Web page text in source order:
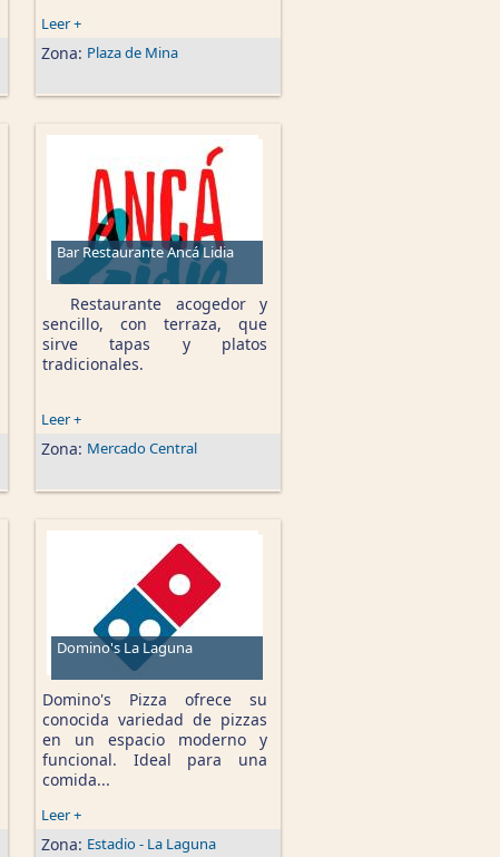
Leer +
Zona: Plaza de Mina
Bar Restaurante Ancá Lidia
Restaurante acogedor y
sencillo, con terraza, que
sirve tapas y platos
tradicionales.
Leer +
Zona: Mercado Central
Domino's La Laguna
Domino's Pizza ofrece su
conocida variedad de pizzas
en un espacio moderno y
funcional. Ideal para una
comida...
Leer +
Zona: Estadio - La Laguna